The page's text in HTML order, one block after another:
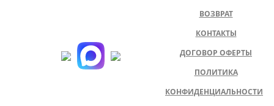
ВОЗВРАТ
КОНТАКТЫ
ДОГОВОР ОФЕРТЫ
ПОЛИТИКА
КОНФИДЕНЦИАЛЬНОСТИ